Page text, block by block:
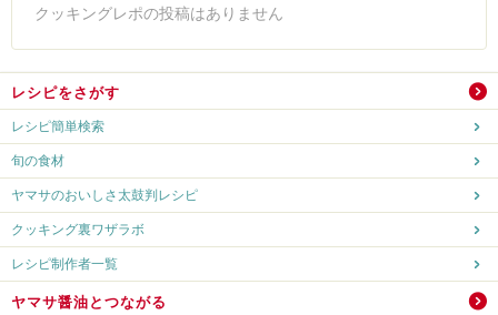
クッキングレポの投稿はありません
レシピをさがす
レシピ簡単検索
旬の食材
ヤマサのおいしさ太鼓判レシピ
クッキング裏ワザラボ
レシピ制作者一覧
ヤマサ醤油とつながる